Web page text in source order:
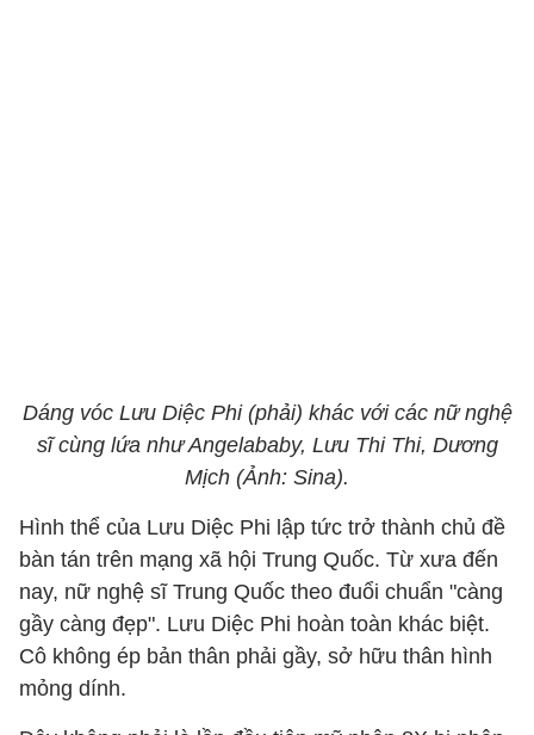
Dáng vóc Lưu Diệc Phi (phải) khác với các nữ nghệ
sĩ cùng lứa như Angelababy, Lưu Thi Thi, Dương
Mịch (Ảnh: Sina).
Hình thể của Lưu Diệc Phi lập tức trở thành chủ đề
bàn tán trên mạng xã hội Trung Quốc. Từ xưa đến
nay, nữ nghệ sĩ Trung Quốc theo đuổi chuẩn "càng
gầy càng đẹp". Lưu Diệc Phi hoàn toàn khác biệt.
Cô không ép bản thân phải gầy, sở hữu thân hình
mỏng dính.